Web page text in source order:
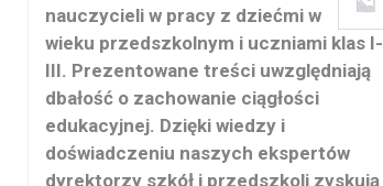
nauczycieli w pracy z dziećmi w
wieku przedszkolnym i uczniami klas I-
III. Prezentowane treści uwzględniają
dbałość o zachowanie ciągłości
edukacyjnej. Dzięki wiedzy i
doświadczeniu naszych ekspertów
dyrektorzy szkół i przedszkoli zyskują